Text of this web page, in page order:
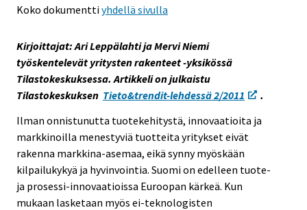
Koko dokumenttiyhdellä sivulla
Kirjoittajat: Ari Leppälahti ja Mervi Niemi
työskentelevät yritysten rakenteet -yksikössä
Tilastokeskuksessa. Artikkeli on julkaistu
Tilastokeskuksen Tieto&trendit-lehdessä 2/2011
.
Ilman onnistunutta tuotekehitystä, innovaatioita ja
markkinoilla menestyviä tuotteita yritykset eivät
rakenna markkina-asemaa, eikä synny myöskään
kilpailukykyä ja hyvinvointia. Suomi on edelleen tuote-
ja prosessi-innovaatioissa Euroopan kärkeä. Kun
mukaan lasketaan myös ei-teknologisten